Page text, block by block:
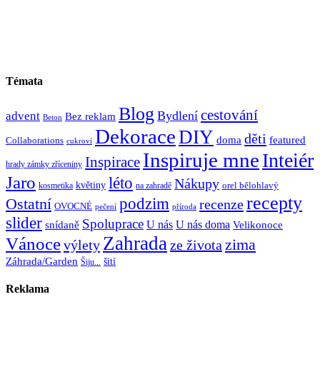
Témata
advent Beton Bez reklam Blog Bydlení cestování
Collaborations cukroví DekoraceDIY doma děti featured
hrady zámky zříceniny Inspirace Inspiruje mneInteiér
Jaro kosmetika květiny léto na zahradě Nákupy orel bělohlavý
Ostatní OVOCNÉ pečení podzim příroda recenzerecepty
slider snídaně Spoluprace U nás U nás doma Velikonoce
Vánocevýlety Zahrada ze života zima
Záhrada/Garden Šiju... šití
Reklama